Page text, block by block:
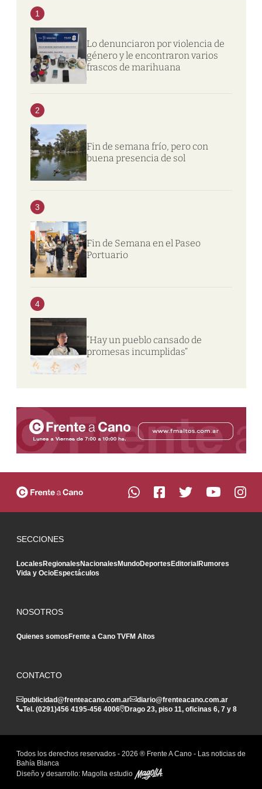
1
Lo denunciaron por violencia de
género y le encontraron varios
frascos de marihuana
2
Fin de semana frío, pero con
buena presencia de sol
3
Fin de Semana en el Paseo
Portuario
4
“Hay un pueblo cansado de
promesas incumplidas”
SECCIONES
LocalesRegionalesNacionalesMundoDeportesEditorialRumores
Vida y OcioEspectáculos
NOSOTROS
Quienes somosFrente a Cano TVFM Altos
CONTACTO
publicidad@frenteacano.com.ar
diario@frenteacano.com.ar
Tel. (0291)456 4195-456 4006 Drago 23, piso 11, oficinas 6, 7 y 8
Todos los derechos reservados - 2026 ® Frente A Cano - Las noticias de
Bahía Blanca
Diseño y desarrollo: Magolla estudio